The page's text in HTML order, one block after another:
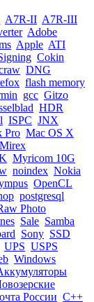
A7R-II A7R-III
Adobe
Apple ATI
Cokin
DNG
flash memory
gcc Gitzo
HDR
ISPC JNX
Pro Mac OS X
Mirex
Myricom 10G
noindex Nokia
OpenCL
postgresql
Photo
Sale Samba
Sony SSD
UPS USPS
Windows
России С++